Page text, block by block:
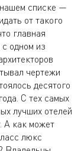
списке —
от такого
главная
с одном из
чертежи
десятого
С тех самых
лучших отелей
А как может
люкс